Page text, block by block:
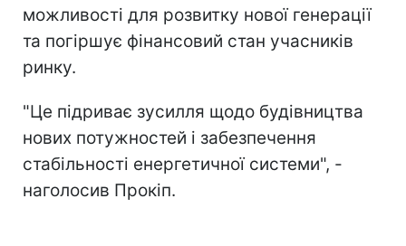
можливості для розвитку нової генерації
та погіршує фінансовий стан учасників
ринку.
"Це підриває зусилля щодо будівництва
нових потужностей і забезпечення
стабільності енергетичної системи", -
наголосив Прокіп.